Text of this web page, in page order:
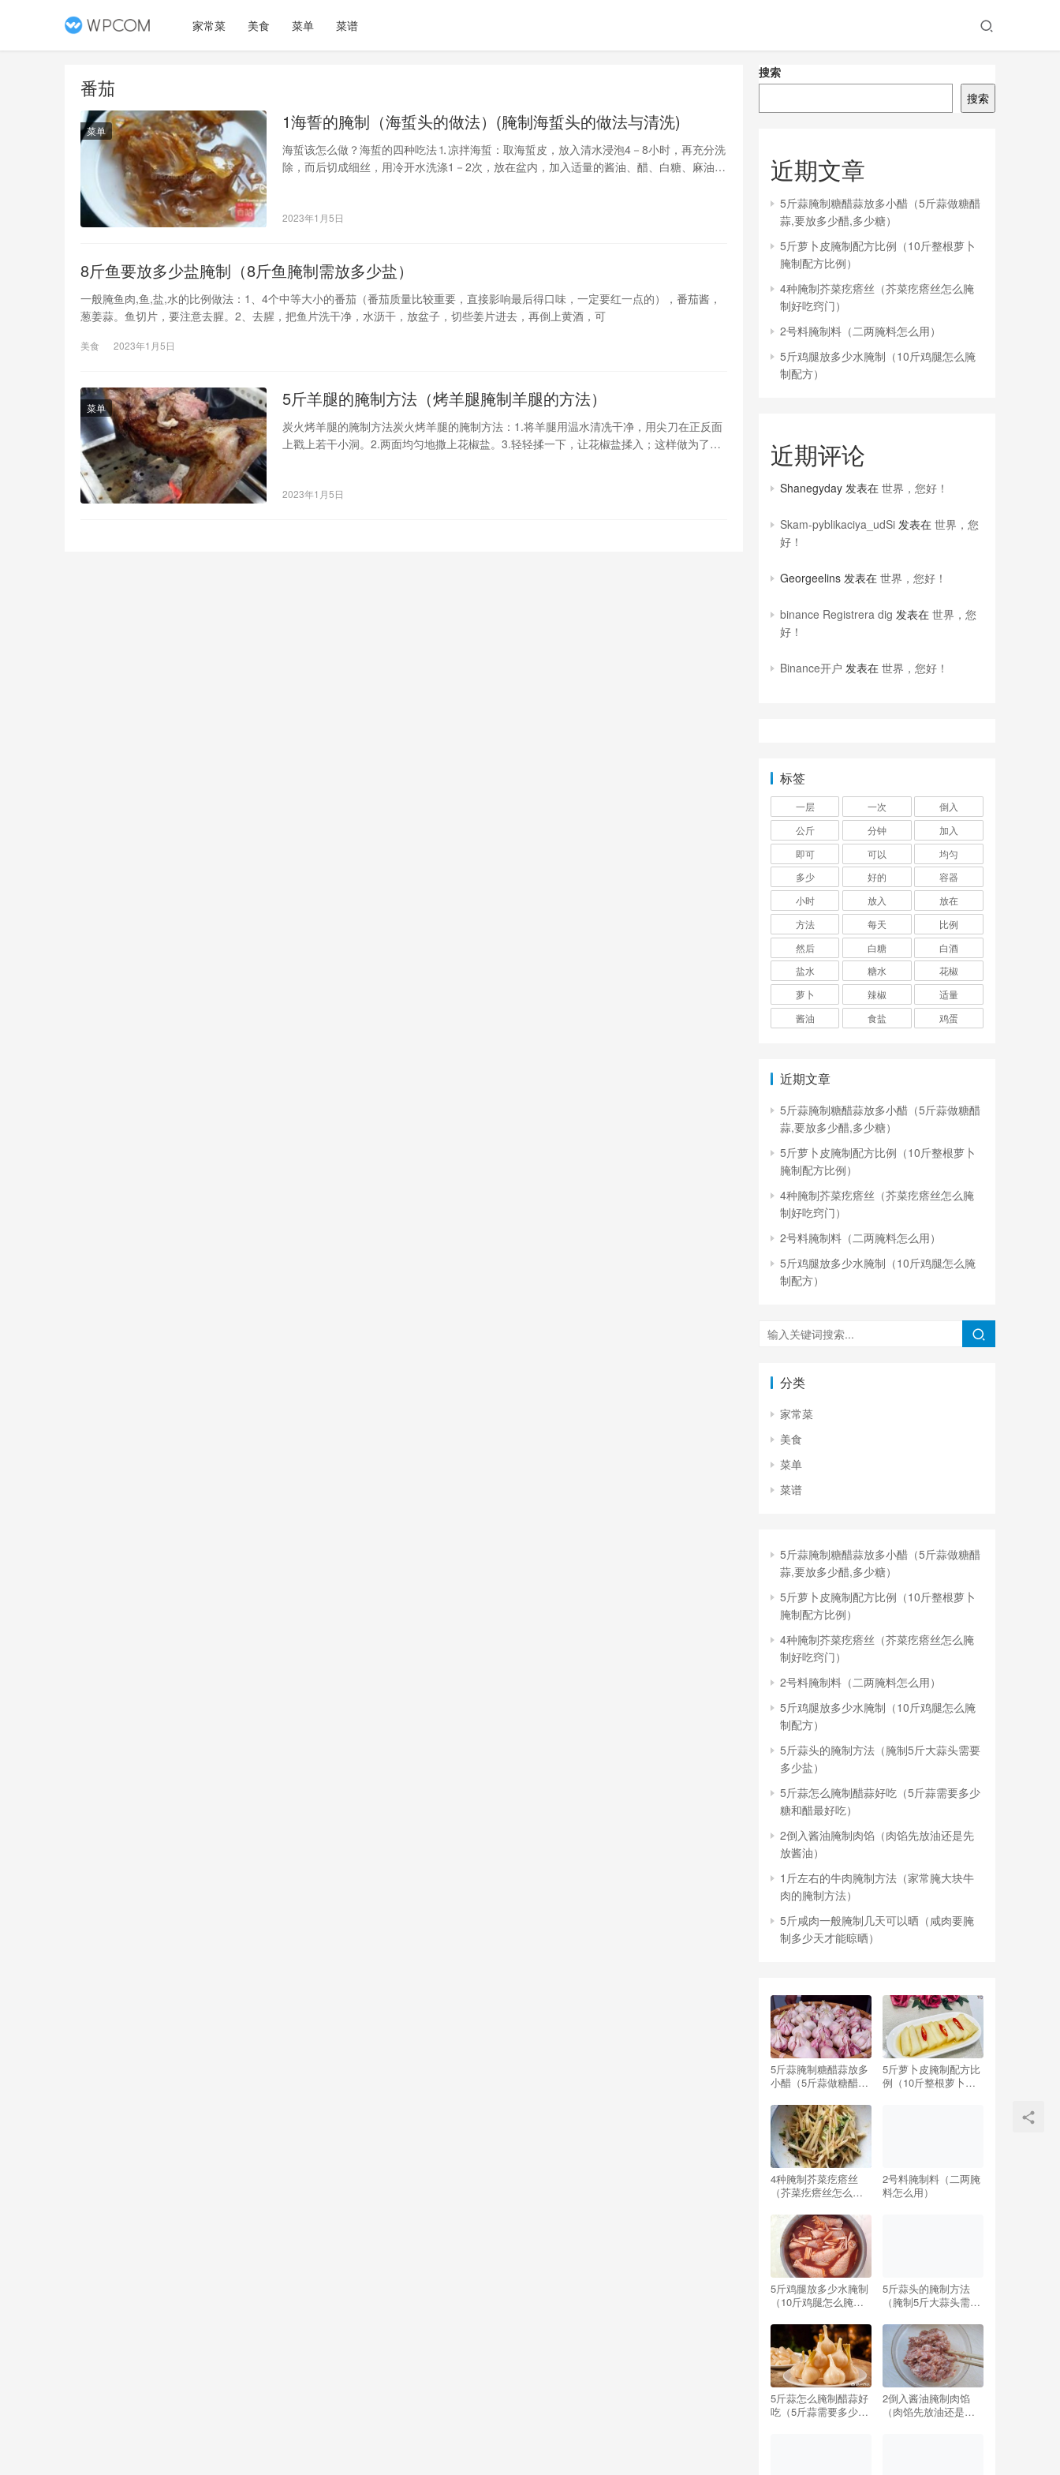
家常菜 美食 菜单 菜谱
番茄
菜单 1海誓的腌制（海蜇头的做法）(腌制海蜇头的做法与清洗)
海蜇该怎么做？海蜇的四种吃法⒈凉拌海蜇：取海蜇皮，放入清水浸泡4－8小时，再充分洗
除，而后切成细丝，用冷开水洗涤1－2次，放在盆内，加入适量的酱油、醋、白糖、麻油和
黄酒、葱末和适量酱油调味、除腥，而后，添加已洗净切成片状的番茄（或番茄酱），
2023年1月5日
8斤鱼要放多少盐腌制（8斤鱼腌制需放多少盐）
一般腌鱼肉,鱼,盐,水的比例做法：1、4个中等大小的番茄（番茄质量比较重要，直接影响最后得口味，一定要红一点的），番茄酱，
葱姜蒜。鱼切片，要注意去腥。2、去腥，把鱼片洗干净，水沥干，放盆子，切些姜片进去，再倒上黄酒，可
美食 2023年1月5日
菜单 5斤羊腿的腌制方法（烤羊腿腌制羊腿的方法）
炭火烤羊腿的腌制方法炭火烤羊腿的腌制方法：1.将羊腿用温水清冼干净，用尖刀在正反面
上戳上若干小洞。2.两面均匀地撒上花椒盐。3.轻轻揉一下，让花椒盐揉入；这样做为了更
一些香料汇总（内有八角、胡椒、桂皮、小茴、大茴
2023年1月5日
搜索
搜索
近期文章
5斤蒜腌制糖醋蒜放多小醋（5斤蒜做糖醋
蒜,要放多少醋,多少糖）
5斤萝卜皮腌制配方比例（10斤整根萝卜
腌制配方比例）
4种腌制芥菜疙瘩丝（芥菜疙瘩丝怎么腌
制好吃窍门）
2号料腌制料（二两腌料怎么用）
5斤鸡腿放多少水腌制（10斤鸡腿怎么腌
制配方）
近期评论
Shanegyday 发表在 世界，您好！
Skam-pyblikaciya_udSi 发表在 世界，您
好！
Georgeelins 发表在 世界，您好！
binance Registrera dig 发表在 世界，您
好！
Binance开户 发表在 世界，您好！
标签
一层 一次
倒入
公斤
分钟
加入
即可
可以
均匀
多少
好的
容器
小时
放入
放在
方法
每天
比例
然后
白糖
白酒
盐水
糖水
花椒
萝卜
辣椒
适量
酱油
食盐 鸡蛋
近期文章
5斤蒜腌制糖醋蒜放多小醋（5斤蒜做糖醋
蒜,要放多少醋,多少糖）
5斤萝卜皮腌制配方比例（10斤整根萝卜
腌制配方比例）
4种腌制芥菜疙瘩丝（芥菜疙瘩丝怎么腌
制好吃窍门）
2号料腌制料（二两腌料怎么用）
5斤鸡腿放多少水腌制（10斤鸡腿怎么腌
制配方）
分类
家常菜
美食
菜单
菜谱
5斤蒜腌制糖醋蒜放多小醋（5斤蒜做糖醋
蒜,要放多少醋,多少糖）
5斤萝卜皮腌制配方比例（10斤整根萝卜
腌制配方比例）
4种腌制芥菜疙瘩丝（芥菜疙瘩丝怎么腌
制好吃窍门）
2号料腌制料（二两腌料怎么用）
5斤鸡腿放多少水腌制（10斤鸡腿怎么腌
制配方）
5斤蒜头的腌制方法（腌制5斤大蒜头需要
多少盐）
5斤蒜怎么腌制醋蒜好吃（5斤蒜需要多少
糖和醋最好吃）
2倒入酱油腌制肉馅（肉馅先放油还是先
放酱油）
1斤左右的牛肉腌制方法（家常腌大块牛
肉的腌制方法）
5斤咸肉一般腌制几天可以晒（咸肉要腌
制多少天才能晾晒）
5斤蒜腌制糖醋蒜放多
小醋（5斤蒜做糖醋蒜,
5斤萝卜皮腌制配方比
例（10斤整根萝卜腌
4种腌制芥菜疙瘩丝
（芥菜疙瘩丝怎么腌
2号料腌制料（二两腌
料怎么用）
5斤鸡腿放多少水腌制
（10斤鸡腿怎么腌制
5斤蒜头的腌制方法
（腌制5斤大蒜头需要
5斤蒜怎么腌制醋蒜好
吃（5斤蒜需要多少糖
2倒入酱油腌制肉馅
（肉馅先放油还是先